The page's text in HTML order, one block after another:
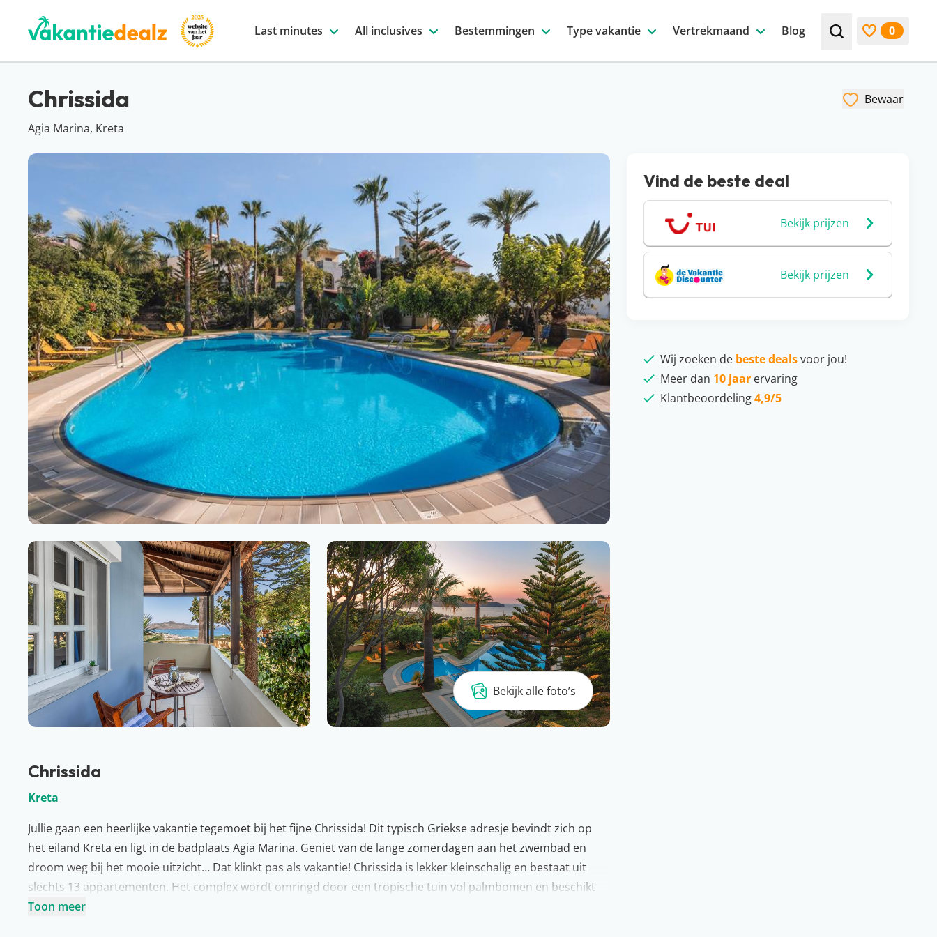
Last minutes All inclusives Bestemmingen Type vakantie Vertrekmaand Blog Zoek bijv. een
0
Chrissida
Agia Marina, Kreta
Bewaar
Bekijk alle foto’s
Chrissida
Kreta
Jullie gaan een heerlijke vakantie tegemoet bij het fijne Chrissida! Dit typisch Griekse adresje bevindt zich op
het eiland Kreta en ligt in de badplaats Agia Marina. Geniet van de lange zomerdagen aan het zwembad en
droom weg bij het mooie uitzicht… Dat klinkt pas als vakantie! Chrissida is lekker kleinschalig en bestaat uit
slechts 13 appartementen. Het complex wordt omringd door een tropische tuin vol palmbomen en beschikt
onder andere over een heerlijk zwembad, een poolbar en gratis WiFi.
Toon meer
Vind de beste deal
Bekijk prijzen
Bekijk prijzen
Wij zoeken de beste dealsvoor jou!
Meer dan 10 jaarervaring
Klantbeoordeling4,9/5